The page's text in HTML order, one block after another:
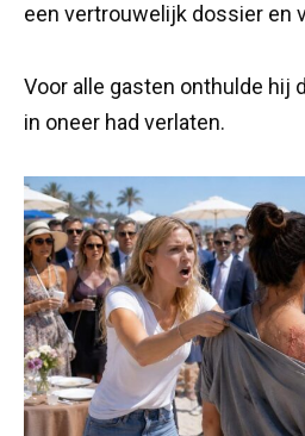
een vertrouwelijk dossier en
Voor alle gasten onthulde hij
in oneer had verlaten.